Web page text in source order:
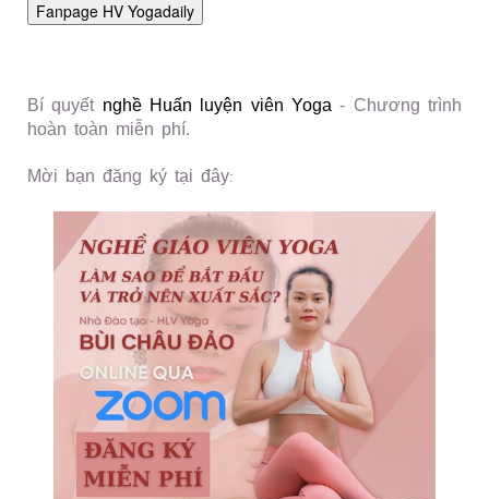
Bí quyết nghề Huấn luyện viên Yoga - Chương trình
hoàn toàn miễn phí.
Mời bạn đăng ký tại đây: